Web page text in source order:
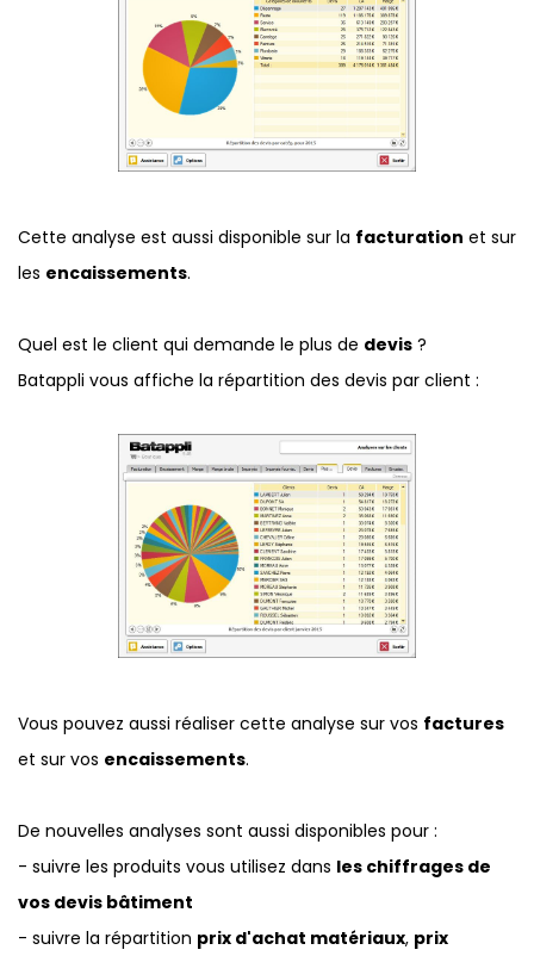
Cette analyse est aussi disponible sur la facturation et sur
les encaissements.
Quel est le client qui demande le plus de devis ?
Batappli vous affiche la répartition des devis par client :
Vous pouvez aussi réaliser cette analyse sur vos factures
et sur vos encaissements.
De nouvelles analyses sont aussi disponibles pour :
- suivre les produits vous utilisez dans les chiffrages de
vos devis bâtiment
- suivre la répartition prix d'achat matériaux, prix